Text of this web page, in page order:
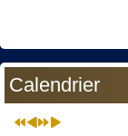
Calendrier